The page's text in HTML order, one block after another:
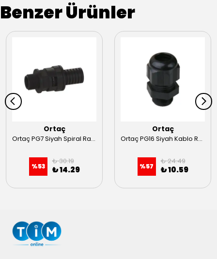
Benzer Ürünler
Ortaç
Ortaç PG7 Siyah Spiral Rakoru
%53
₺ 30.19
₺ 14.29
Ortaç
Ortaç PG16 Siyah Kablo Rakoru
%57
₺ 24.49
₺ 10.59